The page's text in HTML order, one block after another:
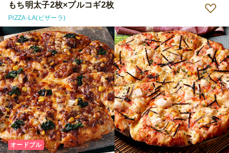
もち明太子2枚×プルコギ2枚
PIZZA-LA(ピザーラ)
オードブル